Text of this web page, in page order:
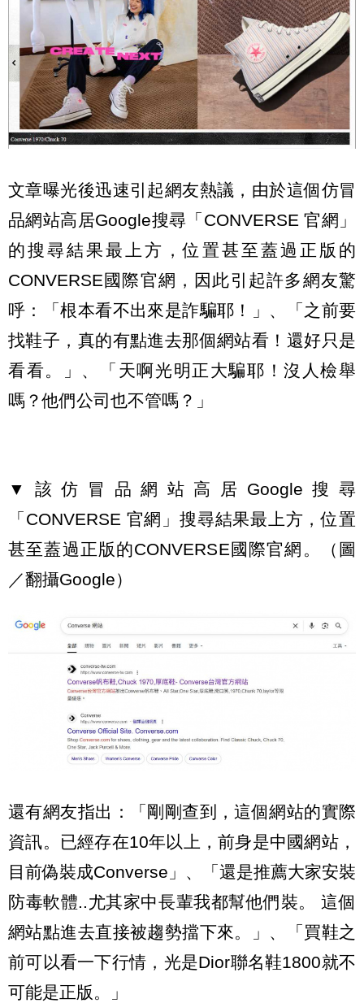
文章曝光後迅速引起網友熱議，由於這個仿冒
品網站高居Google搜尋「CONVERSE 官網」
的搜尋結果最上方，位置甚至蓋過正版的
CONVERSE國際官網，因此引起許多網友驚
呼：「根本看不出來是詐騙耶！」、「之前要
找鞋子，真的有點進去那個網站看！還好只是
看看。」、「天啊光明正大騙耶！沒人檢舉
嗎？他們公司也不管嗎？」
▼該仿冒品網站高居Google搜尋
「CONVERSE 官網」搜尋結果最上方，位置
甚至蓋過正版的CONVERSE國際官網。（圖
／翻攝Google）
還有網友指出：「剛剛查到，這個網站的實際
資訊。已經存在10年以上，前身是中國網站，
目前偽裝成Converse」、「還是推薦大家安裝
防毒軟體..尤其家中長輩我都幫他們裝。 這個
網站點進去直接被趨勢擋下來。」、「買鞋之
前可以看一下行情，光是Dior聯名鞋1800就不
可能是正版。」